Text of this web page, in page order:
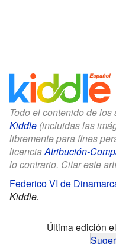
Todo el contenido de los
Kiddle (incluidas las
libremente para fines
licenciaAtribución-
lo contrario. Citar este
Federico VI de
Kiddle.
Última edición